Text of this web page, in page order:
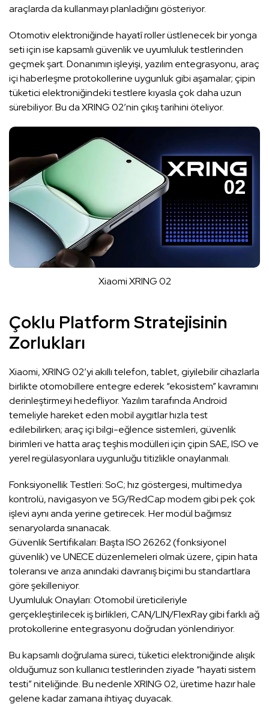
araçlarda da kullanmayı planladığını gösteriyor.
Otomotiv elektroniğinde hayatî roller üstlenecek bir yonga
seti için ise kapsamlı güvenlik ve uyumluluk testlerinden
geçmek şart. Donanımın işleyişi, yazılım entegrasyonu, araç
içi haberleşme protokollerine uygunluk gibi aşamalar; çipin
tüketici elektroniğindeki testlere kıyasla çok daha uzun
sürebiliyor. Bu da XRING 02’nin çıkış tarihini öteliyor.
Xiaomi XRING 02
Çoklu Platform Stratejisinin
Zorlukları
Xiaomi, XRING 02’yi akıllı telefon, tablet, giyilebilir cihazlarla
birlikte otomobillere entegre ederek “ekosistem” kavramını
derinleştirmeyi hedefliyor. Yazılım tarafında Android
temeliyle hareket eden mobil aygıtlar hızla test
edilebilirken; araç içi bilgi-eğlence sistemleri, güvenlik
birimleri ve hatta araç teşhis modülleri için çipin SAE, ISO ve
yerel regülasyonlara uygunluğu titizlikle onaylanmalı.
Fonksiyonellik Testleri: SoC; hız göstergesi, multimedya
kontrolü, navigasyon ve 5G/RedCap modem gibi pek çok
işlevi aynı anda yerine getirecek. Her modül bağımsız
senaryolarda sınanacak.
Güvenlik Sertifikaları: Başta ISO 26262 (fonksiyonel
güvenlik) ve UNECE düzenlemeleri olmak üzere, çipin hata
toleransı ve arıza anındaki davranış biçimi bu standartlara
göre şekilleniyor.
Uyumluluk Onayları: Otomobil üreticileriyle
gerçekleştirilecek iş birlikleri, CAN/LIN/FlexRay gibi farklı ağ
protokollerine entegrasyonu doğrudan yönlendiriyor.
Bu kapsamlı doğrulama süreci, tüketici elektroniğinde alışık
olduğumuz son kullanıcı testlerinden ziyade “hayati sistem
testi” niteliğinde. Bu nedenle XRING 02, üretime hazır hale
gelene kadar zamana ihtiyaç duyacak.